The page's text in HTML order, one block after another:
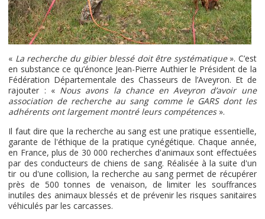
« La recherche du gibier blessé doit être systématique». C’est
en substance ce qu’énonce Jean-Pierre Authier le Président de la
Fédération Départementale des Chasseurs de l’Aveyron. Et de
rajouter : « Nous avons la chance en Aveyron d’avoir une
association de recherche au sang comme le GARS dont les
adhérents ont largement montré leurs compétences».
Il faut dire que la recherche au sang est une pratique essentielle,
garante de l'éthique de la pratique cynégétique. Chaque année,
en France, plus de 30 000 recherches d'animaux sont effectuées
par des conducteurs de chiens de sang. Réalisée à la suite d'un
tir ou d'une collision, la recherche au sang permet de récupérer
près de 500 tonnes de venaison, de limiter les souffrances
inutiles des animaux blessés et de prévenir les risques sanitaires
véhiculés par les carcasses.